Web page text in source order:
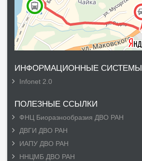
ИНФОРМАЦИОННЫЕ СИСТЕМЫ
Infonet 2.0
ПОЛЕЗНЫЕ ССЫЛКИ
ФНЦ Биоразнообразия ДВО РАН
ДВГИ ДВО РАН
ИАПУ ДВО РАН
ННЦМБ ДВО РАН